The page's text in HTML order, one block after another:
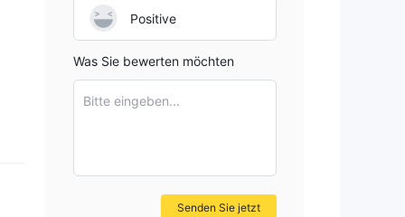
Positive
Was Sie bewerten möchten
Bitte eingeben...
Senden Sie jetzt